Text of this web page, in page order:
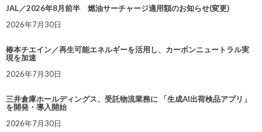
JAL／2026年8月前半 燃油サーチャージ適用額のお知らせ(変更)
2026年7月30日
椿本チエイン／再生可能エネルギーを活用し、カーボンニュートラル実
現を加速
2026年7月30日
三井倉庫ホールディングス、受託物流業務に 「生成AI出荷検品アプリ」
を開発・導入開始
2026年7月30日